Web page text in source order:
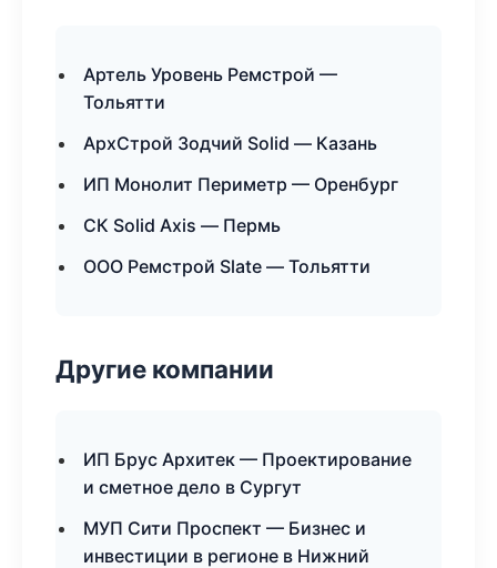
Артель Уровень Ремстрой —
Тольятти
АрхСтрой Зодчий Solid — Казань
ИП Монолит Периметр — Оренбург
СК Solid Axis — Пермь
ООО Ремстрой Slate — Тольятти
Другие компании
ИП Брус Архитек — Проектирование
и сметное дело в Сургут
МУП Сити Проспект — Бизнес и
инвестиции в регионе в Нижний